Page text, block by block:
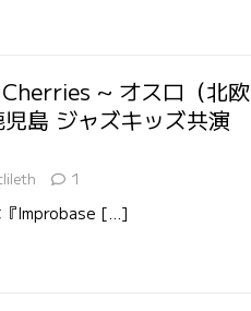
~ オスロ（北欧
島 ジャズキッズ共演
1
Improbase […]